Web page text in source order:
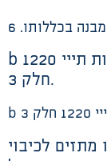
b מערכת גילוי אש : בהתאם לדרישות תייי 1220
חלק 3.
לכיבוי